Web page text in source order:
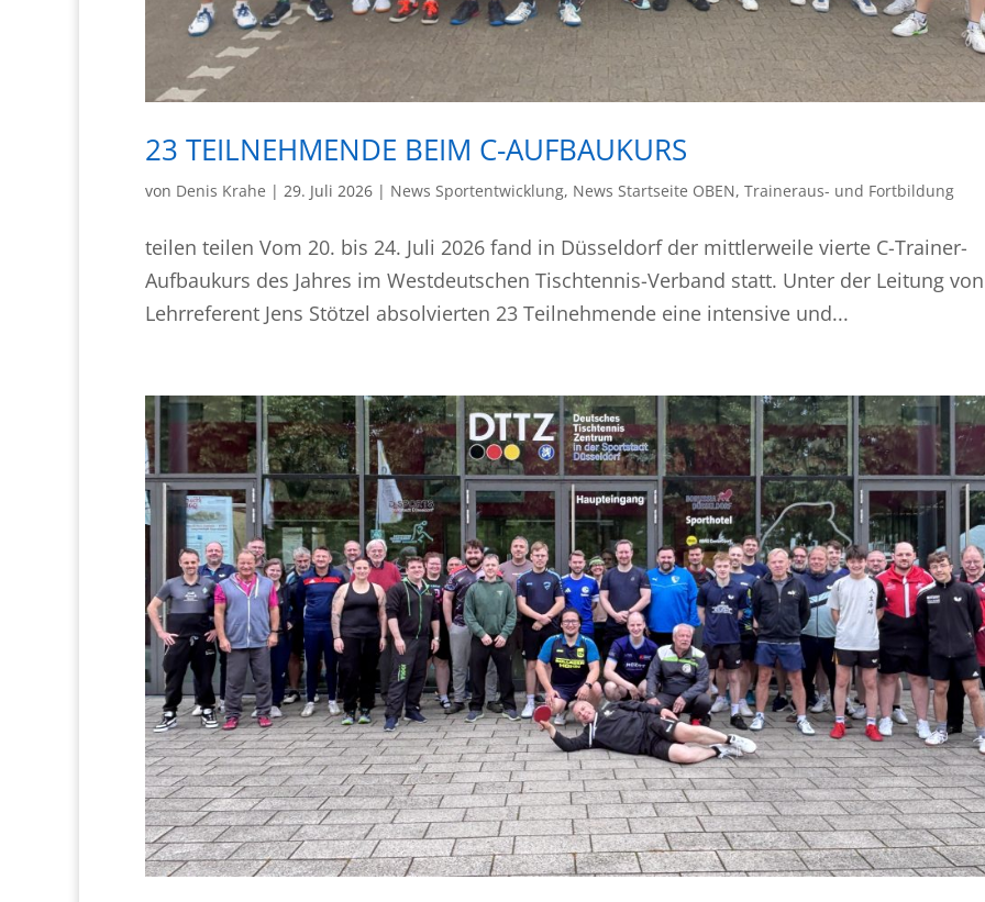
23 TEILNEHMENDE BEIM C-AUFBAUKURS
von Denis Krahe | 29. Juli 2026 | News Sportentwicklung, News Startseite OBEN, Traineraus- und Fortbildung
teilen teilen Vom 20. bis 24. Juli 2026 fand in Düsseldorf der mittlerweile vierte C-Trainer-
Aufbaukurs des Jahres im Westdeutschen Tischtennis-Verband statt. Unter der Leitung von
Lehrreferent Jens Stötzel absolvierten 23 Teilnehmende eine intensive und...